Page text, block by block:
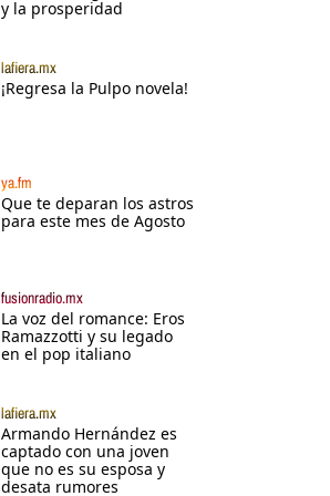
y la prosperidad
lafiera.mx
¡Regresa la Pulpo novela!
ya.fm
Que te deparan los astros
para este mes de Agosto
fusionradio.mx
La voz del romance: Eros
Ramazzotti y su legado
en el pop italiano
lafiera.mx
Armando Hernández es
captado con una joven
que no es su esposa y
desata rumores